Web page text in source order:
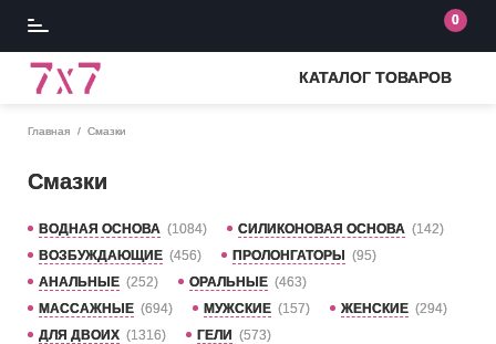
0
КАТАЛОГ ТОВАРОВ
Главная Смазки
Смазки
ВОДНАЯ ОСНОВА (1084) СИЛИКОНОВАЯ ОСНОВА (142)
ВОЗБУЖДАЮЩИЕ (456) ПРОЛОНГАТОРЫ (95)
АНАЛЬНЫЕ (252) ОРАЛЬНЫЕ (463)
МАССАЖНЫЕ (694) МУЖСКИЕ (157) ЖЕНСКИЕ (294)
ДЛЯ ДВОИХ (1316) ГЕЛИ (573)